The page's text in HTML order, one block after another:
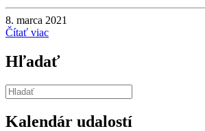
8. marca 2021
Čítať viac
Hľadať
Kalendár udalostí